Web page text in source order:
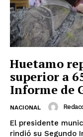
Huetamo
superior a
Informe de
NACIONAL
El presidente
rindió su Segundo